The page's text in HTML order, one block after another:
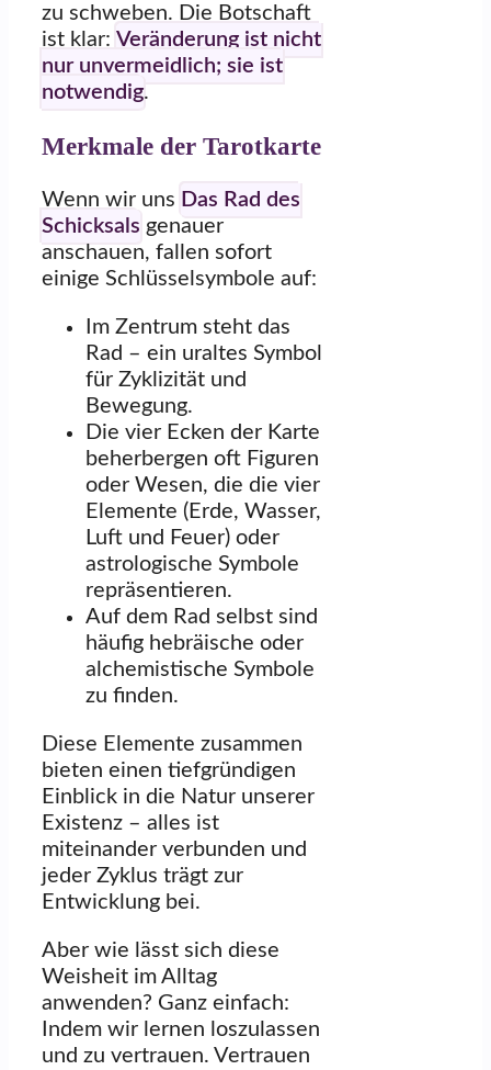
zu schweben. Die Botschaft
ist klar: Veränderung ist nicht
nur unvermeidlich; sie ist
notwendig.
Merkmale der Tarotkarte
Wenn wir uns Das Rad des
Schicksals genauer
anschauen, fallen sofort
einige Schlüsselsymbole auf:
Im Zentrum steht das
Rad – ein uraltes Symbol
für Zyklizität und
Bewegung.
Die vier Ecken der Karte
beherbergen oft Figuren
oder Wesen, die die vier
Elemente (Erde, Wasser,
Luft und Feuer) oder
astrologische Symbole
repräsentieren.
Auf dem Rad selbst sind
häufig hebräische oder
alchemistische Symbole
zu finden.
Diese Elemente zusammen
bieten einen tiefgründigen
Einblick in die Natur unserer
Existenz – alles ist
miteinander verbunden und
jeder Zyklus trägt zur
Entwicklung bei.
Aber wie lässt sich diese
Weisheit im Alltag
anwenden? Ganz einfach:
Indem wir lernen loszulassen
und zu vertrauen. Vertrauen